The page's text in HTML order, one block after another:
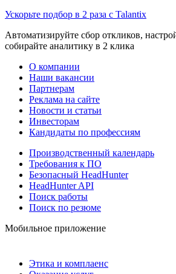
Ускорьте подбор в 2 раза с Talantix
Автоматизируйте сбор откликов,
собирайте аналитику в 2 клика
О компании
Наши вакансии
Партнерам
Реклама на сайте
Новости и статьи
Инвесторам
Кандидаты по профессиям
Производственный календарь
Требования к ПО
Безопасный HeadHunter
HeadHunter API
Поиск работы
Поиск по резюме
Мобильное приложение
Этика и комплаенс